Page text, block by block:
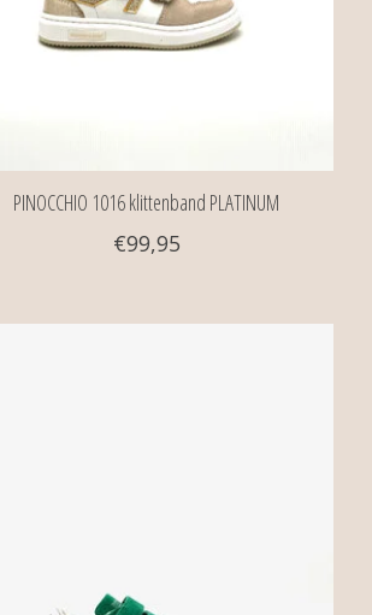
PINOCCHIO 1016 klittenband PLATINUM
€99,95